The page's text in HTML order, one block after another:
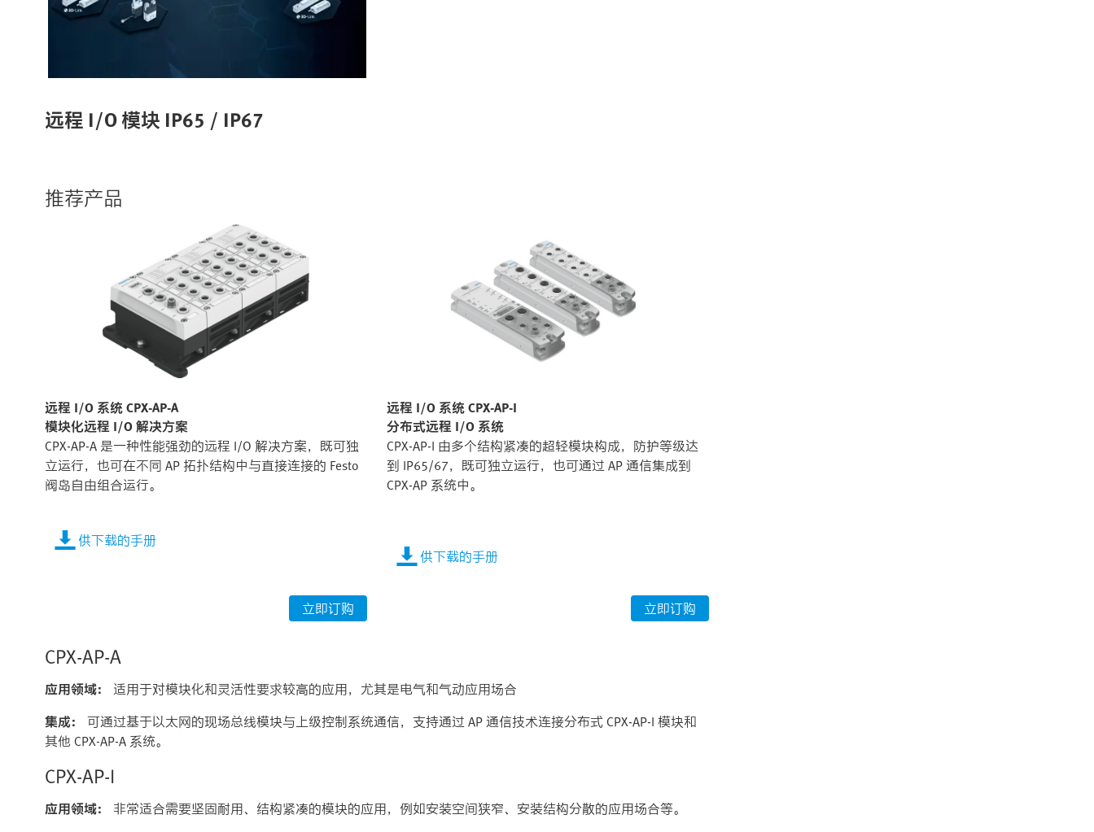
远程 I/O 模块 IP65 / IP67
推荐产品
远程 I/O 系统 CPX-AP-A
模块化远程 I/O 解决方案​
CPX-AP-A 是一种性能强劲的远程 I/O 解决方案，既可独
立运行，也可在不同 AP 拓扑结构中与直接连接的 Festo
阀岛自由组合运行。
供下载的手册
立即订购
远程 I/O 系统 CPX-AP-I
分布式远程 I/O 系统
CPX-AP-I 由多个结构紧凑的超轻模块构成，防护等级达
到 IP65/67，既可独立运行，也可通过 AP 通信集成到
CPX-AP 系统中。
供下载的手册
立即订购
CPX-AP-A
应用领域： 适用于对模块化和灵活性要求较高的应用，尤其是电气和气动应用场合
集成： 可通过基于以太网的现场总线模块与上级控制系统通信，支持通过 AP 通信技术连接分布式 CPX-AP-I 模块和
其他 CPX-AP-A 系统。​
CPX-AP-I
应用领域： 非常适合需要坚固耐用、结构紧凑的模块的应用，例如安装空间狭窄、安装结构分散的应用场合等。